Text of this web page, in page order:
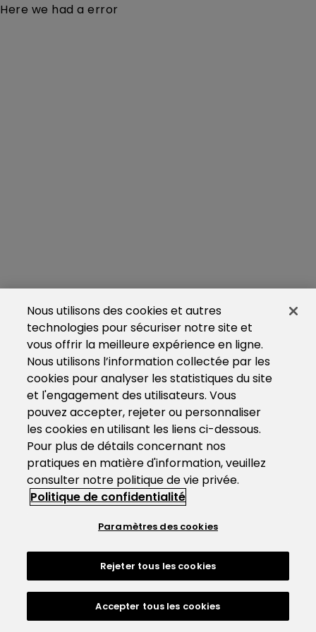
Here we had a error
Nous utilisons des cookies et autres
technologies pour sécuriser notre site et
vous offrir la meilleure expérience en ligne.
Nous utilisons l’information collectée par les
cookies pour analyser les statistiques du site
et l'engagement des utilisateurs. Vous
pouvez accepter, rejeter ou personnaliser
les cookies en utilisant les liens ci-dessous.
Pour plus de détails concernant nos
pratiques en matière d'information, veuillez
consulter notre politique de vie privée.
Politique de confidentialité
Paramètres des cookies
Rejeter tous les cookies
Accepter tous les cookies